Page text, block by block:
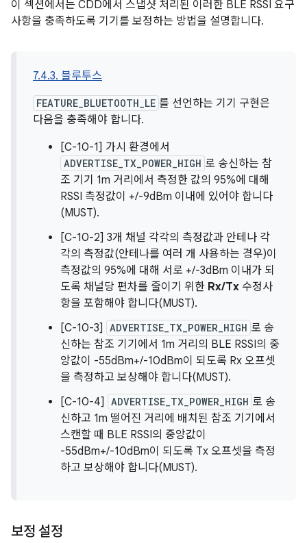
이 섹션에서는 CDD에서 스냅샷 처리된 이러한 BLE RSSI 요구
사항을 충족하도록 기기를 보정하는 방법을 설명합니다.
7.4.3. 블루투스
FEATURE_BLUETOOTH_LE 를 선언하는 기기 구현은
다음을 충족해야 합니다.
[C-10-1] 가시 환경에서
ADVERTISE_TX_POWER_HIGH 로 송신하는 참
조 기기 1m 거리에서 측정한 값의 95%에 대해
RSSI 측정값이 +/-9dBm 이내에 있어야 합니다
(MUST).
[C-10-2] 3개 채널 각각의 측정값과 안테나 각
각의 측정값(안테나를 여러 개 사용하는 경우)이
측정값의 95%에 대해 서로 +/-3dBm 이내가 되
도록 채널당 편차를 줄이기 위한 Rx/Tx 수정사
항을 포함해야 합니다(MUST).
[C-10-3]
ADVERTISE_TX_POWER_HIGH 로 송
신하는 참조 기기에서 1m 거리의 BLE RSSI의 중
앙값이 -55dBm+/-10dBm이 되도록 Rx 오프셋
을 측정하고 보상해야 합니다(MUST).
[C-10-4]
ADVERTISE_TX_POWER_HIGH 로 송
신하고 1m 떨어진 거리에 배치된 참조 기기에서
스캔할 때 BLE RSSI의 중앙값이
-55dBm+/-10dBm이 되도록 Tx 오프셋을 측정
하고 보상해야 합니다(MUST).
보정 설정